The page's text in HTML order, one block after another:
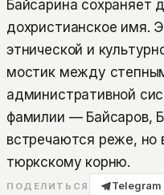
Байсарина сохраняет
дохристианское имя.
этнической и
мостик между
административной
фамилии — Байсаров,
встречаются реже, но
тюркскому корню.
ПОДЕЛИТЬСЯ Telegram